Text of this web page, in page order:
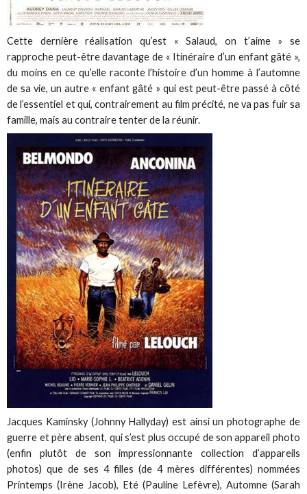
Cette dernière réalisation qu’est « Salaud, on t’aime » se
rapproche peut-être davantage de « Itinéraire d’un enfant gâté »,
du moins en ce qu’elle raconte l’histoire d’un homme à l’automne
de sa vie, un autre « enfant gâté » qui est peut-être passé à côté
de l’essentiel et qui, contrairement au film précité, ne va pas fuir sa
famille, mais au contraire tenter de la réunir.
Jacques Kaminsky (Johnny Hallyday) est ainsi un photographe de
guerre et père absent, qui s’est plus occupé de son appareil photo
(enfin plutôt de son impressionnante collection d’appareils
photos) que de ses 4 filles (de 4 mères différentes) nommées
Printemps (Irène Jacob), Eté (Pauline Lefèvre), Automne (Sarah